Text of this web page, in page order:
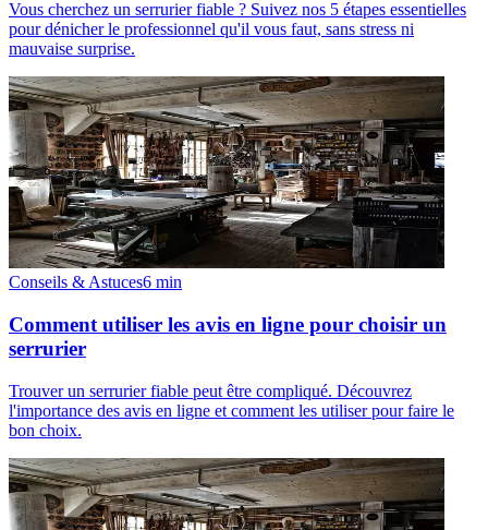
Vous cherchez un serrurier fiable ? Suivez nos 5 étapes essentielles
pour dénicher le professionnel qu'il vous faut, sans stress ni
mauvaise surprise.
Conseils & Astuces6 min
Comment utiliser les avis en ligne pour choisir un
serrurier
Trouver un serrurier fiable peut être compliqué. Découvrez
l'importance des avis en ligne et comment les utiliser pour faire le
bon choix.